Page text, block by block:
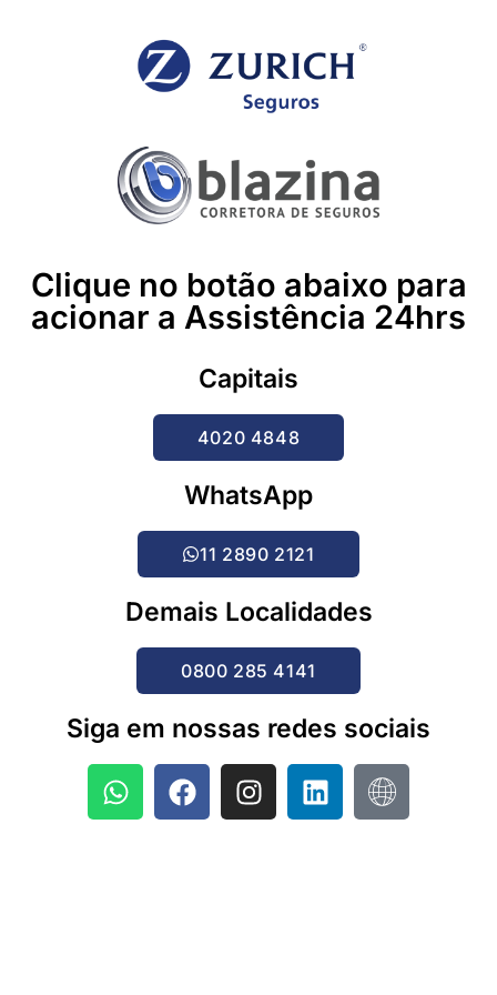
Clique no botão abaixo para
acionar a Assistência 24hrs
Capitais
4020 4848
WhatsApp
11 2890 2121
Demais Localidades
0800 285 4141
Siga em nossas redes sociais